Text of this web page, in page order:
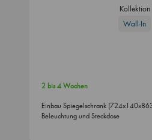
Kollektion
Wall-In
2 bis 4 Wochen
Einbau Spiegelschrank
Beleuchtung und Steckdose